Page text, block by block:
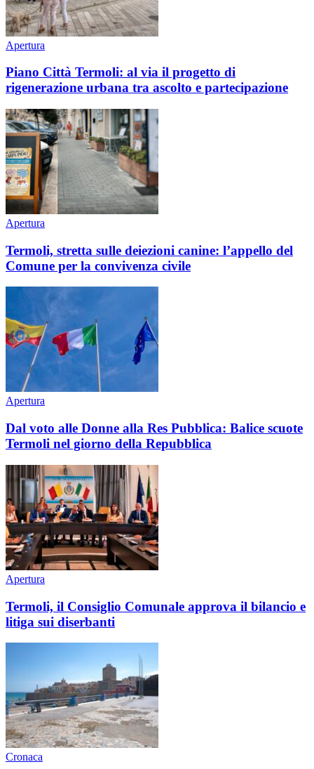
Apertura
Piano Città Termoli: al via il progetto di
rigenerazione urbana tra ascolto e partecipazione
Apertura
Termoli, stretta sulle deiezioni canine: l’appello del
Comune per la convivenza civile
Apertura
Dal voto alle Donne alla Res Pubblica: Balice scuote
Termoli nel giorno della Repubblica
Apertura
Termoli, il Consiglio Comunale approva il bilancio e
litiga sui diserbanti
Cronaca